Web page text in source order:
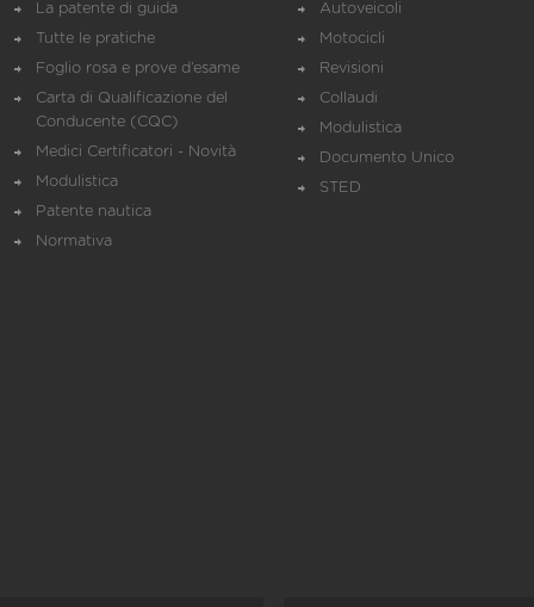
La patente di guida
Tutte le pratiche
Foglio rosa e prove d’esame
Carta di Qualificazione del
Conducente (CQC)
Medici Certificatori - Novità
Modulistica
Patente nautica
Normativa
Autoveicoli
Motocicli
Revisioni
Collaudi
Modulistica
Documento Unico
STED